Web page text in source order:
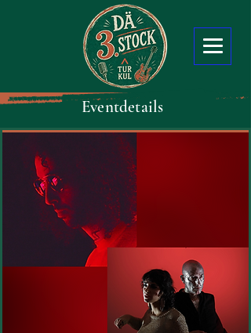
Eventdetails